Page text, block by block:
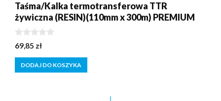
Taśma/Kalka termotransferowa TTR
żywiczna (RESIN)(110mm x 300m) PREMIUM
0
z
5
69,85 zł
DODAJ DO KOSZYKA